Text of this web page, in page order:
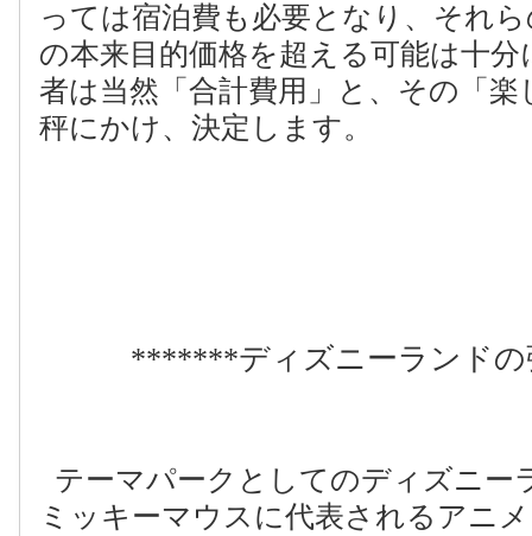
っては宿泊費も必要となり、それ
の本来目的価格を超える可能は十
者は当然「合計費用」と、その「
秤にかけ、決定します。
*******ディズニーランド
テーマパークとしてのディズニー
ミッキーマウスに代表されるアニ